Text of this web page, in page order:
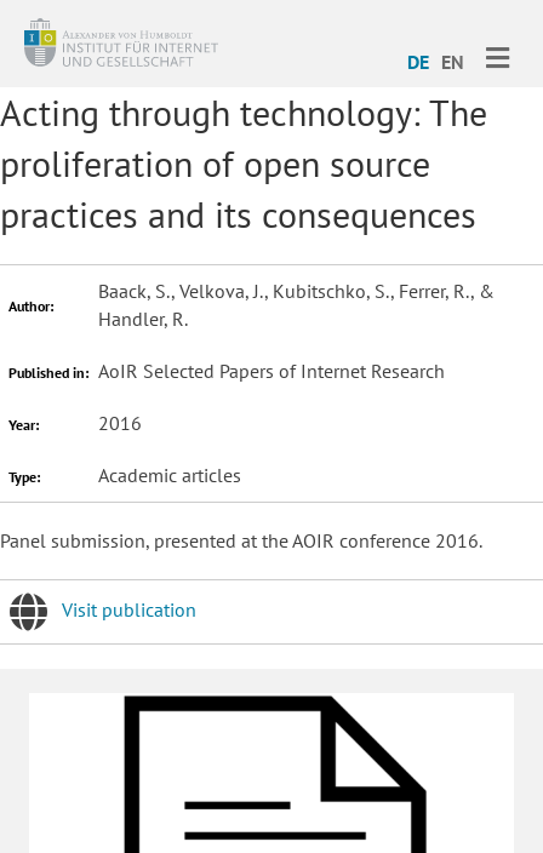
DE EN
Acting through technology: The
proliferation of open source
practices and its consequences
Author:
Baack, S., Velkova, J., Kubitschko, S., Ferrer, R., &
Handler, R.
Published in: AoIR Selected Papers of Internet Research
Year: 2016
Type: Academic articles
Panel submission, presented at the AOIR conference 2016.
Visit publication